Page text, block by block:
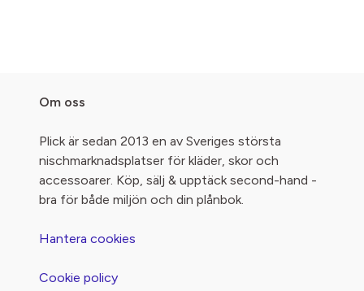
Om oss
Plick är sedan 2013 en av Sveriges största
nischmarknadsplatser för kläder, skor och
accessoarer. Köp, sälj & upptäck second-hand -
bra för både miljön och din plånbok.
Hantera cookies
Cookie policy